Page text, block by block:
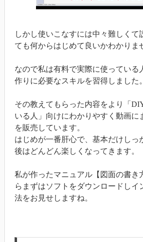
しかし使いこなすには中々難しくて
ても何からはじめて良いかわかりま
なので私は有料で実際に使っている
作りに必要なスキルを習得しました。
その教えてもらった内容をより「
いる人」向けにわかりやすく動画に
を販売しています。
はじめが一番肝心で、基本だけしっ
後はどんどん楽しくなってきます。
私が作ったマニュアル【図面の書き
らまずはソフトをダウンロードしイ
法をお見せしますね。